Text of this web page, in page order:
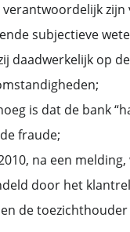
verantwoordelijk
subjectieve
daadwerkelijk op
is dat de bank
fraude;
na een
door het
de